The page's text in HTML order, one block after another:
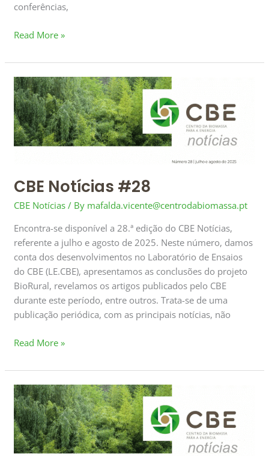
conferências,
Read More »
CBE Notícias #28
CBE Notícias / By mafalda.vicente@centrodabiomassa.pt
Encontra-se disponível a 28.ª edição do CBE Notícias,
referente a julho e agosto de 2025. Neste número, damos
conta dos desenvolvimentos no Laboratório de Ensaios
do CBE (LE.CBE), apresentamos as conclusões do projeto
BioRural, revelamos os artigos publicados pelo CBE
durante este período, entre outros. Trata-se de uma
publicação periódica, com as principais notícias, não
CBE
Notícias
#28
Read More »
CBE
Notícias
#27